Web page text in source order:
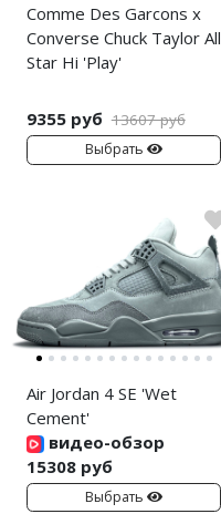
Comme Des Garcons x
Converse Chuck Taylor All
Star Hi 'Play'
9355 руб 13607 руб
Выбрать
Air Jordan 4 SE 'Wet
Cement'
видео-обзор
15308 руб
Выбрать